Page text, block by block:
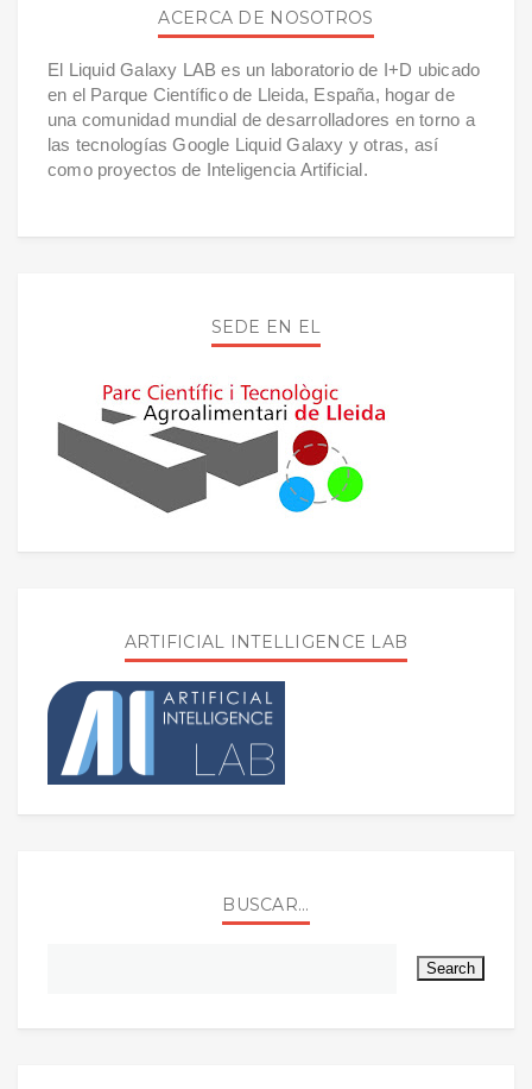
ACERCA DE NOSOTROS
El Liquid Galaxy LAB es un laboratorio de I+D ubicado
en el Parque Científico de Lleida, España, hogar de
una comunidad mundial de desarrolladores en torno a
las tecnologías Google Liquid Galaxy y otras, así
como proyectos de Inteligencia Artificial.
SEDE EN EL
ARTIFICIAL INTELLIGENCE LAB
BUSCAR...